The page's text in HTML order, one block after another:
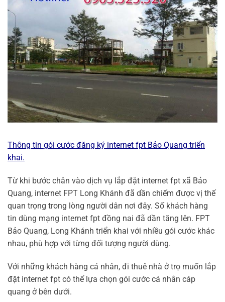
Thông tin gói cước đăng ký internet fpt Bảo Quang triển
khai.
Từ khi bước chân vào dịch vụ lắp đặt internet fpt xã Bảo
Quang, internet FPT Long Khánh đã dần chiếm được vị thế
quan trọng trong lòng người dân nơi đây. Số khách hàng
tin dùng mạng internet fpt đồng nai đã dần tăng lên. FPT
Bảo Quang, Long Khánh triển khai với nhiều gói cước khác
nhau, phù hợp với từng đối tượng người dùng.
Với những khách hàng cá nhân, đi thuê nhà ở trọ muốn lắp
đặt internet fpt có thể lựa chọn gói cước cá nhân cáp
quang ở bên dưới.